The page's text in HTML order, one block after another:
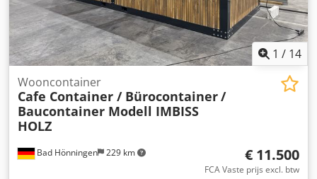
1 / 14
Bad Hönningen 229 km
Wooncontainer
Cafe Container / Bürocontainer/
Baucontainer Modell IMBISS
HOLZ
€ 11.500
FCA Vaste prijs excl. btw